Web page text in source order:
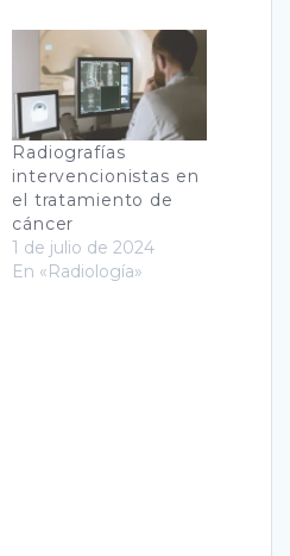
Radiografías
intervencionistas en
el tratamiento de
cáncer
1 de julio de 2024
En «Radiología»